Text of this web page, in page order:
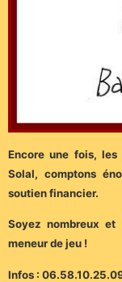
Encore une fois,
Solal, comptons
soutien financier.
Soyez nombreux
meneur de jeu !
Infos :